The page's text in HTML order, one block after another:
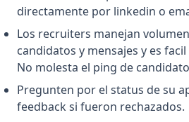
directamente por linkedin o
Los recruiters manejan
candidatos y mensajes y es
No molesta el ping de
Pregunten por el status de su
feedback si fueron rechazados.